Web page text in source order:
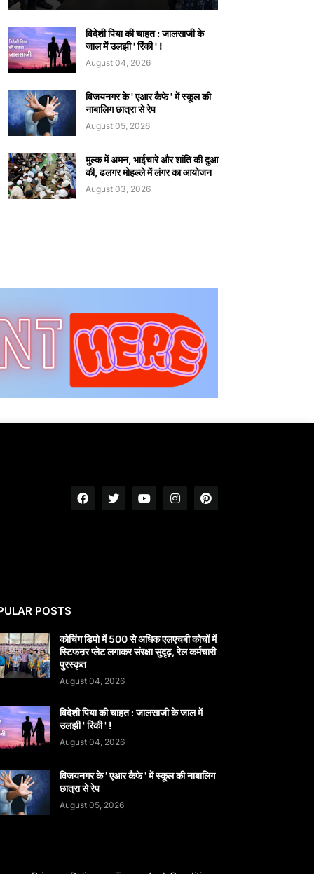
विदेशी पिया की चाहत : जालसाजी के
जाल में उलझी ' रिंकी ' !
August 04, 2026
विजयनगर के ' एआर कैफे ' में स्कूल की
नाबालिग छात्रा से रेप
August 05, 2026
मुल्क में अमन, भाईचारे और शांति की दुआ
की, ढलगर मोहल्ले में लंगर का आयोजन
August 03, 2026
POSTS
कोचिंग डिपो में 500 से अधिक एलएचबी कोचों में
स्टिफऩर प्लेट लगाकर संरक्षा सुदृढ़, रेल कर्मचारी
पुरस्कृत
August 04, 2026
विदेशी पिया की चाहत : जालसाजी के जाल में
उलझी ' रिंकी ' !
August 04, 2026
विजयनगर के ' एआर कैफे ' में स्कूल की नाबालिग
छात्रा से रेप
August 05, 2026